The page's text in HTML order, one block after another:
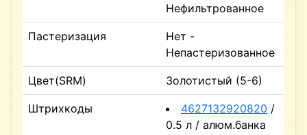
Нефильтрованное
Пастеризация
Нет -
Непастеризованное
Цвет(SRM) Золотистый (5-6)
Штрихкоды 4627132920820 /
0.5 л / алюм.банка